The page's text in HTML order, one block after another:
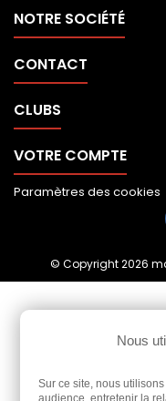
NOTRE SOCIÉTÉ
CONTACT
CLUBS
VOTRE COMPTE
Nous
Sur ce site, nous
audience, entretenir la
Paramètres des cookies
© Copyright 2026